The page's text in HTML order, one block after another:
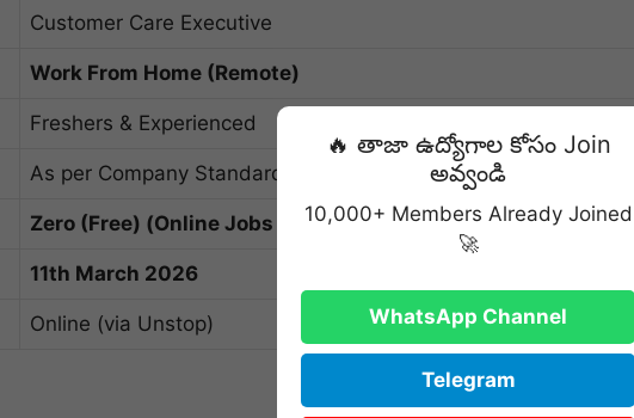
Customer Care Executive
Work From Home (Remote)
Freshers & Experienced
As per Company Standards
Zero (Free) (Online Jobs form Home No Investment)
11th March 2026
Online (via Unstop)
🔥 తాజా ఉద్యోగాల కోసం Join
అవ్వండి
10,000+ Members Already Joined
🚀
WhatsApp Channel
Telegram